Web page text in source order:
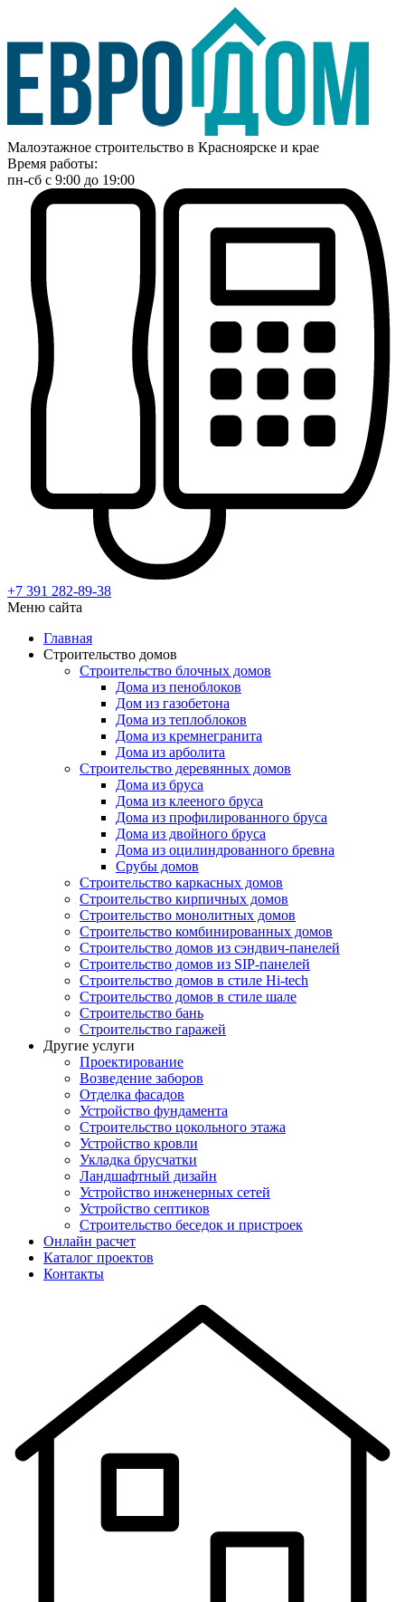
Малоэтажное строительство в Красноярске и крае
Время работы:
пн-сб с 9:00 до 19:00
+7 391 282-89-38
Меню сайта
Главная
Строительство домов
Строительство блочных домов
Дома из пеноблоков
Дом из газобетона
Дома из теплоблоков
Дома из кремнегранита
Дома из арболита
Строительство деревянных домов
Дома из бруса
Дома из клееного бруса
Дома из профилированного бруса
Дома из двойного бруса
Дома из оцилиндрованного бревна
Срубы домов
Строительство каркасных домов
Строительство кирпичных домов
Строительство монолитных домов
Строительство комбинированных домов
Строительство домов из сэндвич-панелей
Строительство домов из SIP-панелей
Строительство домов в стиле Hi-tech
Строительство домов в стиле шале
Строительство бань
Строительство гаражей
Другие услуги
Проектирование
Возведение заборов
Отделка фасадов
Устройство фундамента
Строительство цокольного этажа
Устройство кровли
Укладка брусчатки
Ландшафтный дизайн
Устройство инженерных сетей
Устройство септиков
Строительство беседок и пристроек
Онлайн расчет
Каталог проектов
Контакты